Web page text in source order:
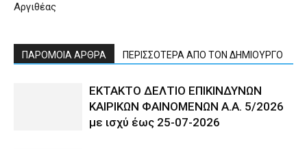
Αργιθέας
ΠΑΡΟΜΟΙΑ ΑΡΘΡΑ ΠΕΡΙΣΣΟΤΕΡΑ ΑΠΟ ΤΟΝ ΔΗΜΙΟΥΡΓΟ
ΕΚΤΑΚΤΟ ΔΕΛΤΙΟ ΕΠΙΚΙΝΔΥΝΩΝ
ΚΑΙΡΙΚΩΝ ΦΑΙΝΟΜΕΝΩΝ Α.Α. 5/2026
με ισχύ έως 25-07-2026